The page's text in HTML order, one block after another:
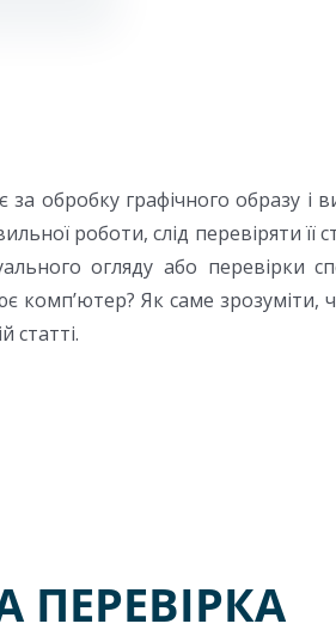
обробку графічного образу і
роботи, слід перевіряти її
огляду або перевірки
Як саме зрозуміти,
ПЕРЕВІРКА